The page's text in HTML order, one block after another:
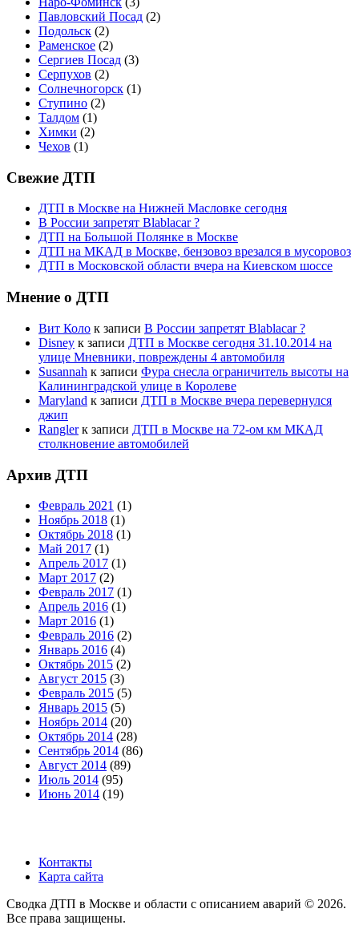
Павловский Посад (2)
Подольск (2)
Раменское (2)
Сергиев Посад (3)
Серпухов (2)
Солнечногорск (1)
Ступино (2)
Талдом (1)
Химки (2)
Чехов (1)
Свежие ДТП
ДТП в Москве на Нижней Масловке сегодня
В России запретят Blablacar ?
ДТП на Большой Полянке в Москве
ДТП на МКАД в Москве, бензовоз врезался в мусоровоз
ДТП в Московской области вчера на Киевском шоссе
Мнение о ДТП
Вит Коло к записи В России запретят Blablacar ?
Disney к записи ДТП в Москве сегодня 31.10.2014 на
улице Мневники, повреждены 4 автомобиля
Susannah к записи Фура снесла ограничитель высоты на
Калининградской улице в Королеве
Maryland к записи ДТП в Москве вчера перевернулся
джип
Ranglerк записи ДТП в Москве на 72-ом км МКАД
столкновение автомобилей
Архив ДТП
Февраль 2021 (1)
Ноябрь 2018 (1)
Октябрь 2018 (1)
Май 2017 (1)
Апрель 2017 (1)
Март 2017 (2)
Февраль 2017 (1)
Апрель 2016 (1)
Март 2016 (1)
Февраль 2016 (2)
Январь 2016 (4)
Октябрь 2015 (2)
Август 2015 (3)
Февраль 2015 (5)
Январь 2015 (5)
Ноябрь 2014 (20)
Октябрь 2014 (28)
Сентябрь 2014 (86)
Август 2014 (89)
Июль 2014 (95)
Июнь 2014 (19)
Контакты
Карта сайта
Сводка ДТП в Москве и области с описанием аварий © 2026.
Все права защищены.